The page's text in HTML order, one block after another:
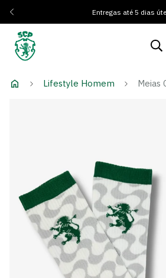
Entregas até 5 dias
Lifestyle Homem